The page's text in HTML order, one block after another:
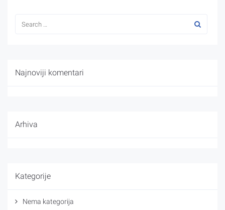
Najnoviji komentari
Arhiva
Kategorije
Nema kategorija